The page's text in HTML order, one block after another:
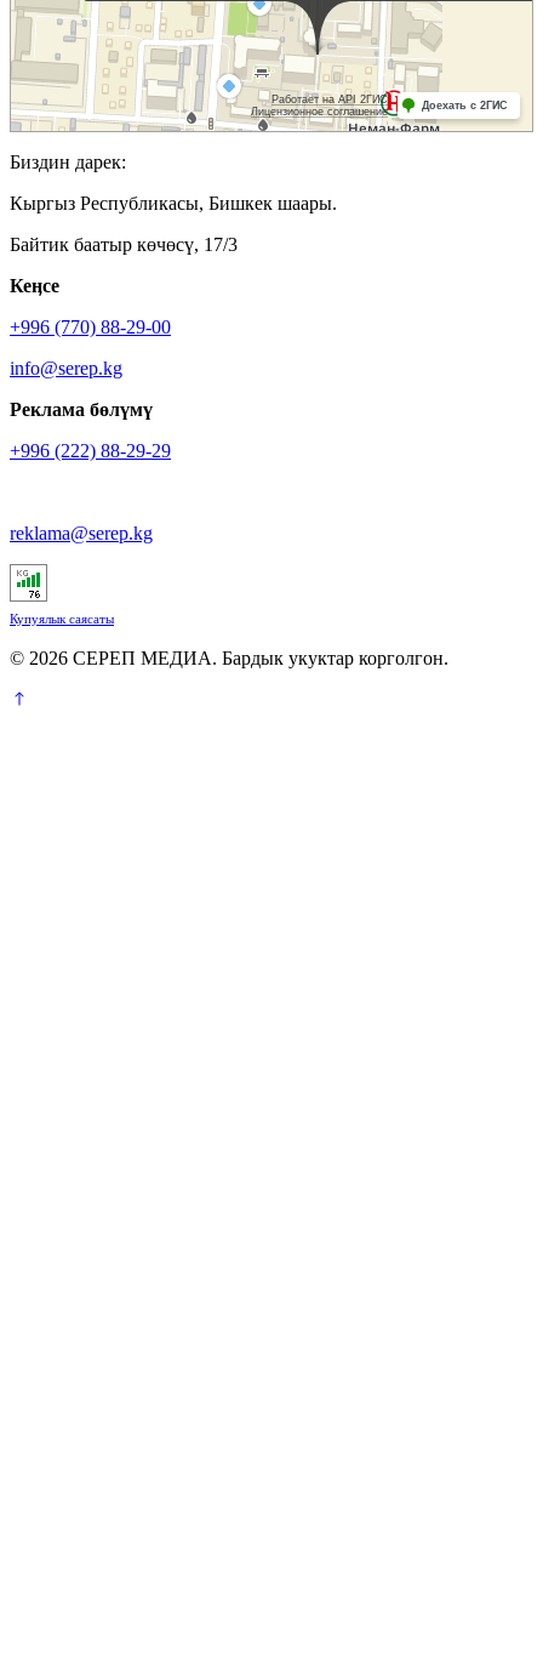
Биздин дарек:
Кыргыз Республикасы, Бишкек шаары.
Байтик баатыр көчөсү, 17/3
Кеӊсе
+996 (770) 88-29-00
info@serep.kg
Реклама бөлүмү
+996 (222) 88-29-29
reklama@serep.kg
Купуялык саясаты
© 2026 СЕРЕП МЕДИА. Бардык укуктар корголгон.